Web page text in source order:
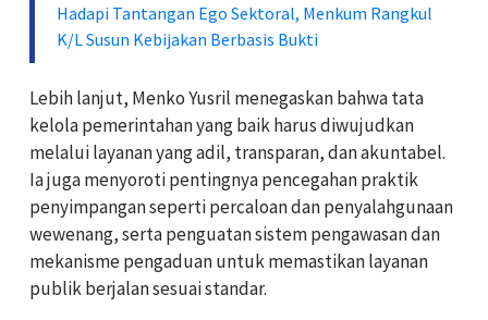
Hadapi Tantangan Ego Sektoral, Menkum Rangkul
K/L Susun Kebijakan Berbasis Bukti
Lebih lanjut, Menko Yusril menegaskan bahwa tata
kelola pemerintahan yang baik harus diwujudkan
melalui layanan yang adil, transparan, dan akuntabel.
Ia juga menyoroti pentingnya pencegahan praktik
penyimpangan seperti percaloan dan penyalahgunaan
wewenang, serta penguatan sistem pengawasan dan
mekanisme pengaduan untuk memastikan layanan
publik berjalan sesuai standar.